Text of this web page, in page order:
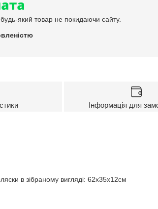
який товар не покидаючи сайту.
Інформація для
в зібраному вигляді: 62х35х12см